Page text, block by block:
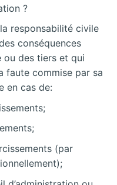
?
responsabilité civile
conséquences
ou des tiers et qui
faute commise par sa
en cas de:
(par